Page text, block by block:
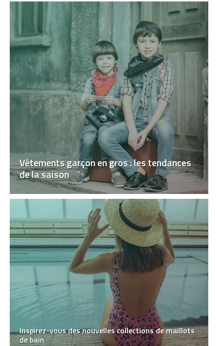
Vêtements garçon en gros : les tendances
de la saison
Inspirez-vous des nouvelles collections de maillots
de bain